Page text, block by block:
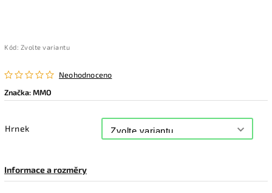
Kód: Zvolte variantu
Neohodnoceno
Značka:MMO
Hrnek
Informace a rozměry